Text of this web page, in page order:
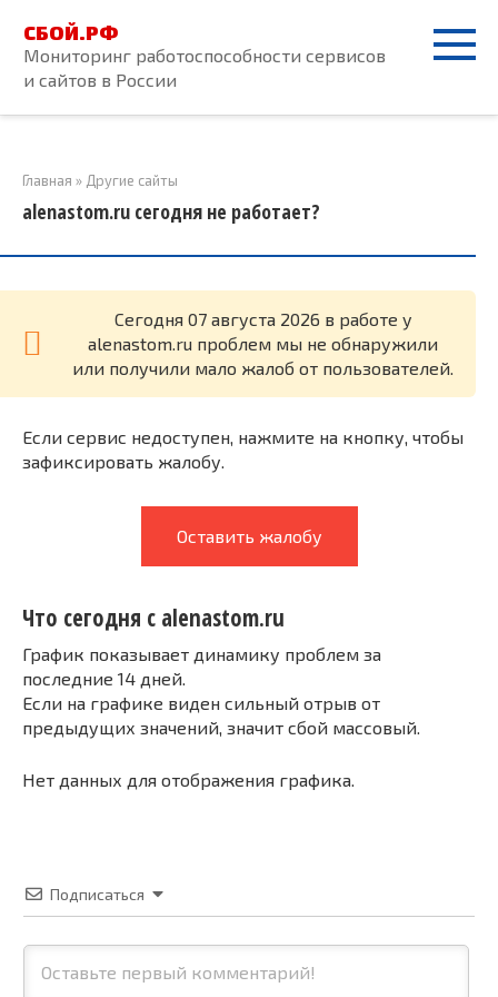
контенту
СБОЙ.РФ
Мониторинг работоспособности сервисов
и сайтов в России
Главная » Другие сайты
alenastom.ru сегодня не работает?
Cегодня 07 августа 2026 в работе у
alenastom.ru проблем мы не обнаружили
или получили мало жалоб от пользователей.
Если сервис недоступен, нажмите на кнопку, чтобы
зафиксировать жалобу.
Оставить жалобу
Что сегодня с alenastom.ru
График показывает динамику проблем за
последние 14 дней.
Если на графике виден сильный отрыв от
предыдущих значений, значит сбой массовый.
Нет данных для отображения графика.
Подписаться